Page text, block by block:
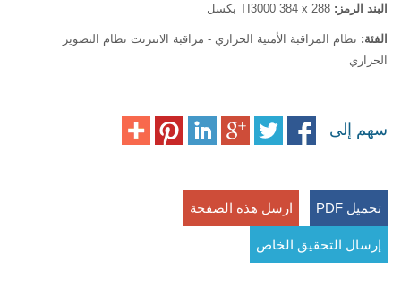
البند الرمز:
الفئة: نظام المراقبة الأمنية الحراري - مراقبة الانترنت نظام التصوير
الحراري
سهم إلى
تحميل PDF ارسل هذه الصفحة
إرسال التحقيق الخاص